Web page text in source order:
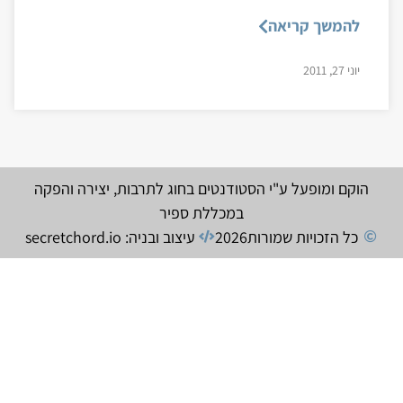
להמשך קריאה
יוני 27, 2011
הוקם ומופעל ע"י הסטודנטים בחוג לתרבות, יצירה והפקה
במכללת ספיר
כל הזכויות שמורות2026 עיצוב ובניה: secretchord.io